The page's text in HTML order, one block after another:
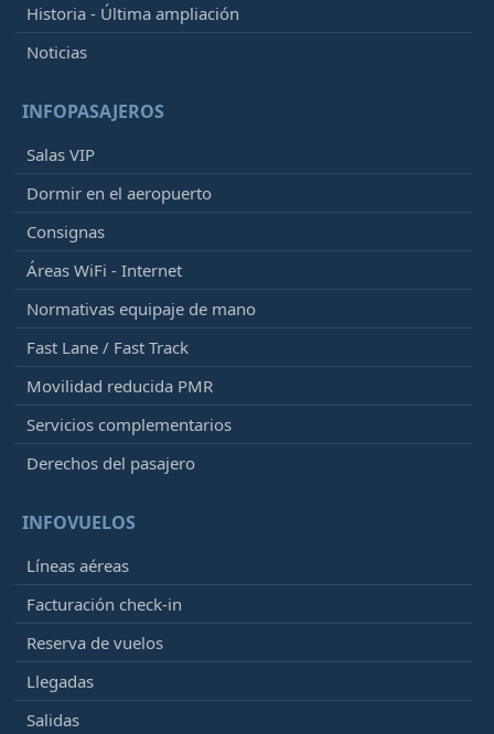
Historia - Última ampliación
Noticias
INFOPASAJEROS
Salas VIP
Dormir en el aeropuerto
Consignas
Áreas WiFi - Internet
Normativas equipaje de mano
Fast Lane / Fast Track
Movilidad reducida PMR
Servicios complementarios
Derechos del pasajero
INFOVUELOS
Líneas aéreas
Facturación check-in
Reserva de vuelos
Llegadas
Salidas